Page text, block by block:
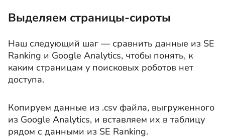
Выделяем страницы-сироты
Наш следующий шаг — сравнить данные из SE
Ranking и Google Analytics, чтобы понять, к
каким страницам у поисковых роботов нет
доступа.
Копируем данные из .csv файла, выгруженного
из Google Analytics, и вставляем их в таблицу
рядом с данными из SE Ranking.